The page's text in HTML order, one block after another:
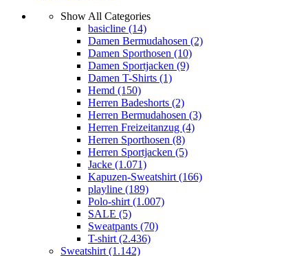
Show All Categories
basicline (14)
Damen Bermudahosen (2)
Damen Sporthosen (10)
Damen Sportjacken (9)
Damen T-Shirts (1)
Hemd (150)
Herren Badeshorts (2)
Herren Bermudahosen (3)
Herren Freizeitanzug (4)
Herren Sporthosen (8)
Herren Sportjacken (5)
Jacke (1.071)
Kapuzen-Sweatshirt(166)
playline (189)
Polo-shirt(1.007)
SALE (5)
Sweatpants (70)
T-shirt(2.436)
Sweatshirt(1.142)